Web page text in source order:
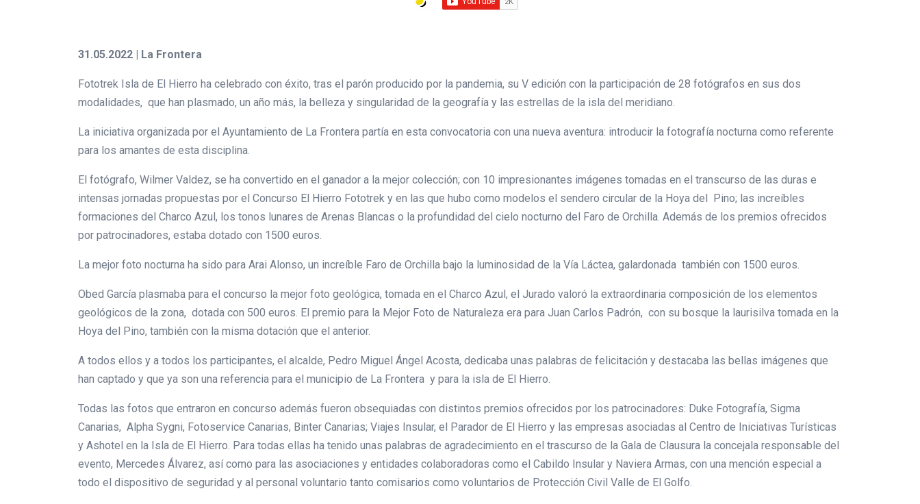
31.05.2022 | La Frontera
Fototrek Isla de El Hierro ha celebrado con éxito, tras el parón producido por la pandemia, su V edición con la participación de 28 fotógrafos en sus dos
modalidades, que han plasmado, un año más, la belleza y singularidad de la geografía y las estrellas de la isla del meridiano.
La iniciativa organizada por el Ayuntamiento de La Frontera partía en esta convocatoria con una nueva aventura: introducir la fotografía nocturna como referente
para los amantes de esta disciplina.
El fotógrafo, Wilmer Valdez, se ha convertido en el ganador a la mejor colección; con 10 impresionantes imágenes tomadas en el transcurso de las duras e
intensas jornadas propuestas por el Concurso El Hierro Fototrek y en las que hubo como modelos el sendero circular de la Hoya del Pino; las increíbles
formaciones del Charco Azul, los tonos lunares de Arenas Blancas o la profundidad del cielo nocturno del Faro de Orchilla. Además de los premios ofrecidos
por patrocinadores, estaba dotado con 1500 euros.
La mejor foto nocturna ha sido para Arai Alonso, un increíble Faro de Orchilla bajo la luminosidad de la Vía Láctea, galardonada también con 1500 euros.
Obed García plasmaba para el concurso la mejor foto geológica, tomada en el Charco Azul, el Jurado valoró la extraordinaria composición de los elementos
geológicos de la zona, dotada con 500 euros. El premio para la Mejor Foto de Naturaleza era para Juan Carlos Padrón, con su bosque la laurisilva tomada en la
Hoya del Pino, también con la misma dotación que el anterior.
A todos ellos y a todos los participantes, el alcalde, Pedro Miguel Ángel Acosta, dedicaba unas palabras de felicitación y destacaba las bellas imágenes que
han captado y que ya son una referencia para el municipio de La Frontera y para la isla de El Hierro.
Todas las fotos que entraron en concurso además fueron obsequiadas con distintos premios ofrecidos por los patrocinadores: Duke Fotografía, Sigma
Canarias, Alpha Sygni, Fotoservice Canarias, Binter Canarias; Viajes Insular, el Parador de El Hierro y las empresas asociadas al Centro de Iniciativas Turísticas
y Ashotel en la Isla de El Hierro. Para todas ellas ha tenido unas palabras de agradecimiento en el trascurso de la Gala de Clausura la concejala responsable del
evento, Mercedes Álvarez, así como para las asociaciones y entidades colaboradoras como el Cabildo Insular y Naviera Armas, con una mención especial a
todo el dispositivo de seguridad y al personal voluntario tanto comisarios como voluntarios de Protección Civil Valle de El Golfo.